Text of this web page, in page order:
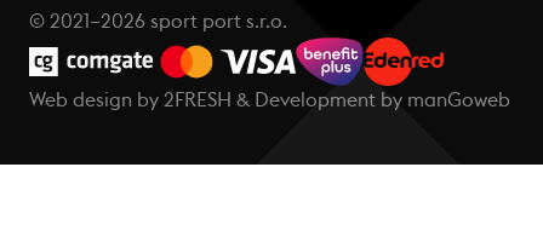
© 2021–2026 sport port s.r.o.
Web design by 2FRESH & Development by manGoweb